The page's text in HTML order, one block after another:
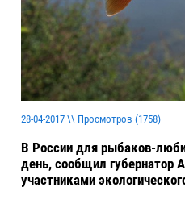
28-04-2017 \\ Просмотров (1758)
В России для рыбаков-
день, сообщил губернатор
участниками